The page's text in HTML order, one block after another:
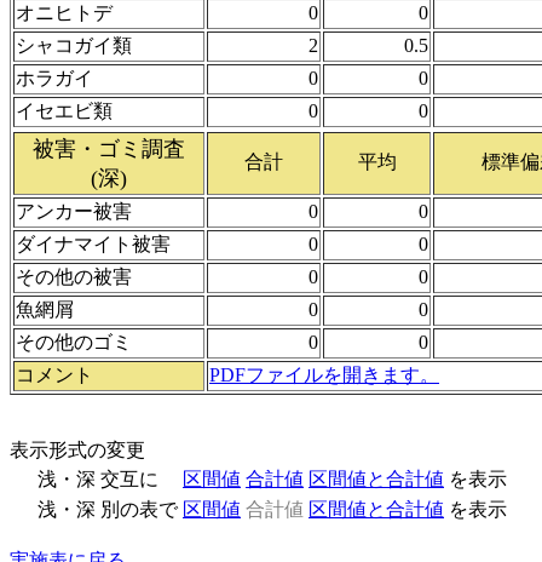
オニヒトデ
0
0
シャコガイ類
2
0.5
ホラガイ
0
0
イセエビ類
0 0
被害・ゴミ調査
(深)
合計 平均 標準
アンカー被害 0
0
ダイナマイト被害
0
0
その他の被害
0
0
魚網屑
0
0
その他のゴミ
0
0
コメント
PDFファイルを開きます。
表示形式の変更
浅・深 交互に
区間値 合計値 区間値と合計値 を表示
浅・深 別の表で 区間値 合計値 区間値と合計値 を表示